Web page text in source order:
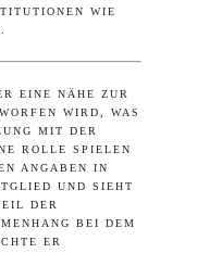
WIE
EINE NÄHE ZUR
WIRD, WAS
MIT DER
ROLLE SPIELEN
ANGABEN IN
UND SIEHT
DER
BEI DEM
ER